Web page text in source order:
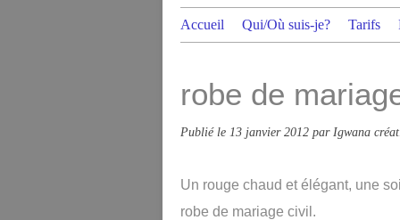
Accueil Qui/Où suis-je? Tarifs
robe de
Publié le 13 janvier 2012 par Igwana
Un rouge chaud et élégant, une
robe de mariage civil.